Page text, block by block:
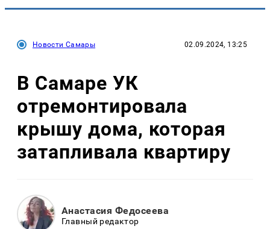
Новости Самары 02.09.2024, 13:25
В Самаре УК
отремонтировала
крышу дома, которая
затапливала квартиру
Анастасия Федосеева
Главный редактор